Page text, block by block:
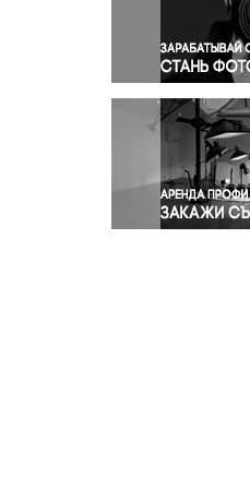
Религия
Светская
Спорт
Экология